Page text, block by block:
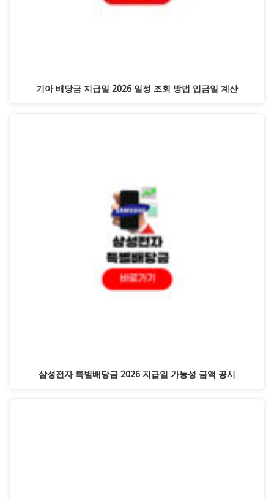
기아 배당금 지급일 2026 일정 조회 방법 입금일 계산
삼성전자 특별배당금 2026 지급일 가능성 금액 공시